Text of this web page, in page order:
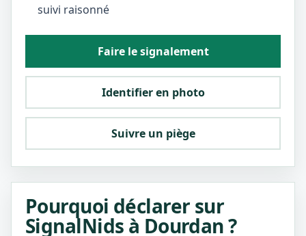
suivi raisonné
Faire le signalement
Identifier en photo
Suivre un piège
Pourquoi déclarer sur
SignalNids à Dourdan ?